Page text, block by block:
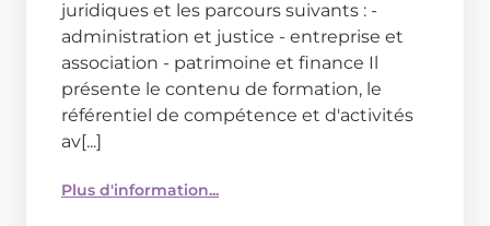
juridiques et les parcours suivants : -
administration et justice - entreprise et
association - patrimoine et finance Il
présente le contenu de formation, le
référentiel de compétence et d'activités
av[...]
Plus d'information...